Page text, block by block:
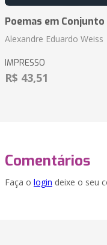
Poemas em Conjunto
Alexandre Eduardo Weiss
IMPRESSO
R$ 43,51
Comentários
Faça o login deixe o seu